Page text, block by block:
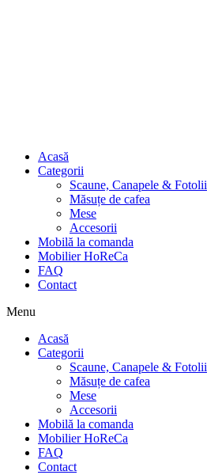
Acasă
Categorii
Scaune, Canapele & Fotolii
Măsuțe de cafea
Mese
Accesorii
Mobilă la comanda
Mobilier HoReCa
FAQ
Contact
Menu
Acasă
Categorii
Scaune, Canapele & Fotolii
Măsuțe de cafea
Mese
Accesorii
Mobilă la comanda
Mobilier HoReCa
FAQ
Contact